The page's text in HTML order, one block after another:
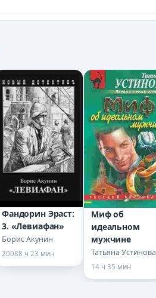
Фандорин Эраст:
3. «Левиафан»
Борис Акунин
20088 ч 23 мин
Миф об
идеальном
мужчине
Татьяна Устинова
14 ч 35 мин